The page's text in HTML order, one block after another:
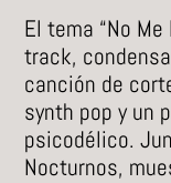
El tema “No
track,
canción de
synth pop y un
psicodélico.
Nocturnos,